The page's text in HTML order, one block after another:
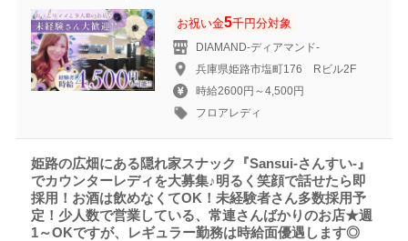
お祝い金5千円分対象
DIAMAND-ディアマンド-
兵庫県姫路市塩町176 Rビル2F
時給2600円～4,500円
フロアレディ
姫路の広畑にある隠れ家スナック『Sansui-さんすい-』
でカウンターレディを大募集♪明るく笑顔で話せたら即
採用！お酒は飲めなくてOK！未経験者さん多数採用予
定！少人数で営業している、常連さんばかりのお店★週
1～OKですが、レギュラー勤務は時給面優遇します◎